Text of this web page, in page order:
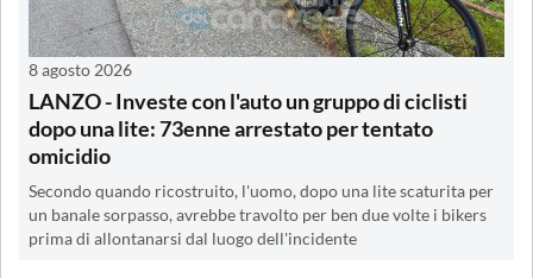
8 agosto 2026
LANZO - Investe con l'auto un gruppo di ciclisti
dopo una lite: 73enne arrestato per tentato
omicidio
Secondo quando ricostruito, l'uomo, dopo una lite scaturita per
un banale sorpasso, avrebbe travolto per ben due volte i bikers
prima di allontanarsi dal luogo dell'incidente